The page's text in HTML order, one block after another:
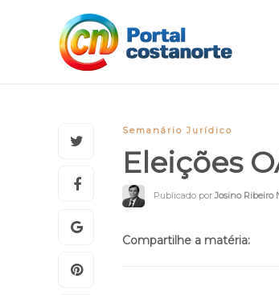
Semanário Jurídico
Eleições
Publicado porJosino Ribeiro
Compartilhe a matéria: